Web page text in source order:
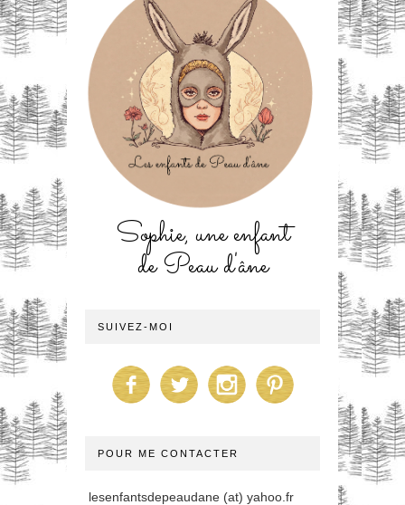
Sophie, une enfant
de Peau d'âne
SUIVEZ-MOI
POUR ME CONTACTER
lesenfantsdepeaudane (at) yahoo.fr